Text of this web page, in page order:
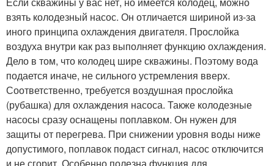
взять колодезный насос. Он отличается шириной из-за
иного принципа охлаждения двигателя. Прослойка
воздуха внутри как раз выполняет функцию охлаждения.
Дело в том, что колодец шире скважины. Поэтому вода
подается иначе, не сильного устремления вверх.
Соответственно, требуется воздушная прослойка
(рубашка) для охлаждения насоса. Также колодезные
насосы сразу оснащены поплавком. Он нужен для
защиты от перегрева. При снижении уровня воды ниже
допустимого, поплавок подаст сигнал, насос отключится